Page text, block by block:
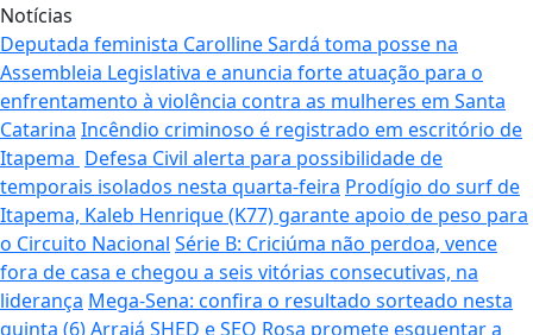
Notícias
Deputada feminista Carolline Sardá toma posse na
Assembleia Legislativa e anuncia forte atuação para o
enfrentamento à violência contra as mulheres em Santa
Catarina Incêndio criminoso é registrado em escritório de
Itapema Defesa Civil alerta para possibilidade de
temporais isolados nesta quarta-feira Prodígio do surf de
Itapema, Kaleb Henrique (K77) garante apoio de peso para
o Circuito Nacional Série B: Criciúma não perdoa, vence
fora de casa e chegou a seis vitórias consecutivas, na
liderança Mega-Sena: confira o resultado sorteado nesta
quinta (6)Arraiá SHED e SEO Rosa promete esquentar a